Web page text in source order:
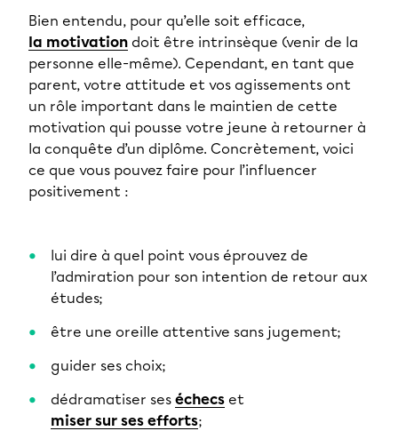
Bien entendu, pour qu’elle soit efficace,
la motivation doit être intrinsèque (venir de la
personne elle-même). Cependant, en tant que
parent, votre attitude et vos agissements ont
un rôle important dans le maintien de cette
motivation qui pousse votre jeune à retourner à
la conquête d’un diplôme. Concrètement, voici
ce que vous pouvez faire pour l’influencer
positivement :
lui dire à quel point vous éprouvez de
l’admiration pour son intention de retour aux
études;
être une oreille attentive sans jugement;
guider ses choix;
dédramatiser ses échecs et
miser sur ses efforts;